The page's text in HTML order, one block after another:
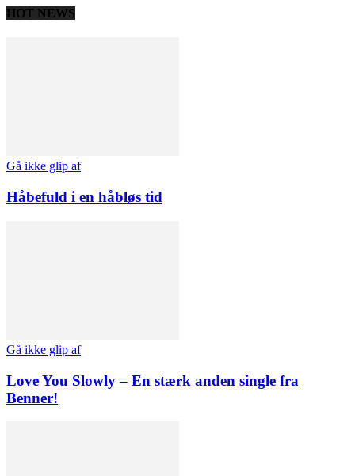
HOT NEWS
Gå ikke glip af
Håbefuld i en håbløs tid
Gå ikke glip af
Love You Slowly – En stærk anden single fra
Benner!